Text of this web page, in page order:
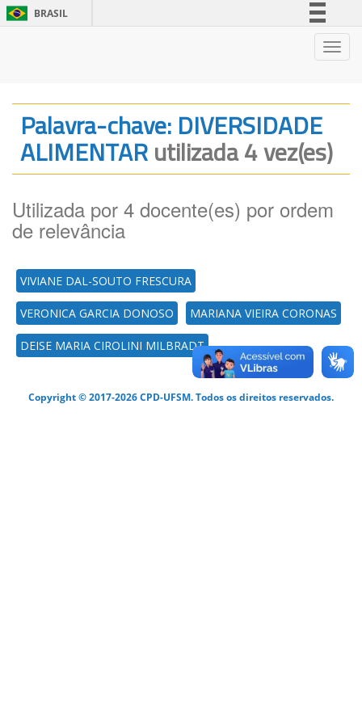
BRASIL
Legislação
Canais
Palavra-chave: DIVERSIDADE
ALIMENTARutilizada 4 vez(es)
Utilizada por 4 docente(es) por ordem
de relevância
VIVIANE DAL-SOUTO FRESCURA
VERONICA GARCIA DONOSO MARIANA VIEIRA CORONAS
DEISE MARIA CIROLINI MILBRADT
Copyright © 2017-2026 CPD-UFSM. Todos os direitos reservados.